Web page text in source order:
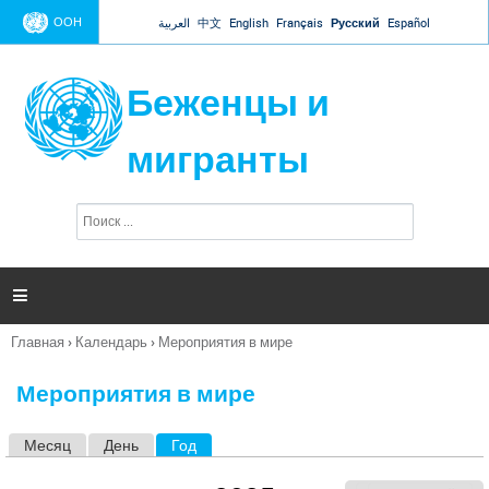
Jump to navigation
ООН العربية 中文 English Français Русский Español
Беженцы и
мигранты
п
и

Вы
Главная › Календарь › Мероприятия в мире
Мероприятия в мире
Месяц День Год